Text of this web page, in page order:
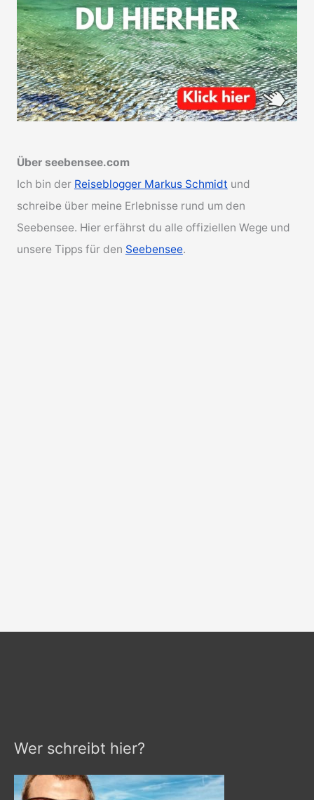
Über seebensee.com
Ich bin der Reiseblogger Markus Schmidt und
schreibe über meine Erlebnisse rund um den
Seebensee. Hier erfährst du alle offiziellen Wege und
unsere Tipps für den Seebensee.
Wer schreibt hier?